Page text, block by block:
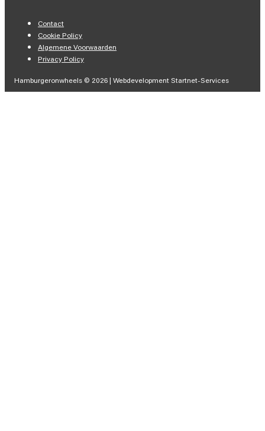
Contact
Cookie Policy
Algemene Voorwaarden
Privacy Policy
Hamburgeronwheels © 2026 | Webdevelopment Startnet-Services